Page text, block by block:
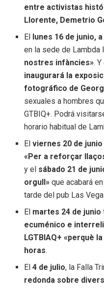
entre activistas
Llorente, Demetrio
El lunes 16 de junio,
en la sede de Lambda
nostres infàncies».
inaugurará la
fotográfico de
sexuales a hombres
GTBIQ+. Podrá
horario habitual de
Elviernes 20 de junio
«Per a reforçar
y el sábado 21 de
orgull» que acabará
tarde del pub Las
El martes 24 de junio
ecuménico e
LGTBIAQ+ «perquè
horas.
El4 de julio, la Falla
redonda sobre